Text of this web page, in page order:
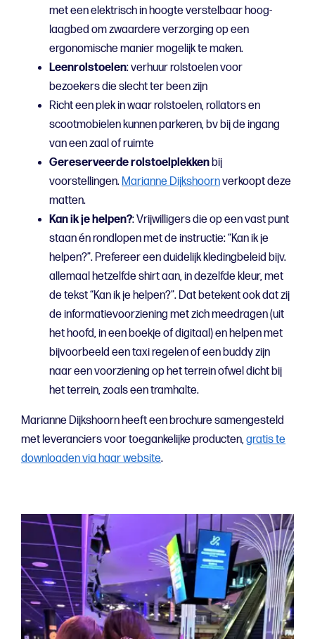
met een elektrisch in hoogte verstelbaar hoog-
laagbed om zwaardere verzorging op een
ergonomische manier mogelijk te maken.
Leenrolstoelen: verhuur rolstoelen voor
bezoekers die slecht ter been zijn
Richt een plek in waar rolstoelen, rollators en
scootmobielen kunnen parkeren, bv bij de ingang
van een zaal of ruimte
Gereserveerde rolstoelplekkenbij
voorstellingen.Marianne Dijkshoornverkoopt deze
matten.
Kan ik je helpen?: Vrijwilligers die op een vast punt
staan én rondlopen met de instructie: “Kan ik je
helpen?”. Prefereer een duidelijk kledingbeleid bijv.
allemaal hetzelfde shirt aan, in dezelfde kleur, met
de tekst “Kan ik je helpen?”. Dat betekent ook dat zij
de informatievoorziening met zich meedragen (uit
het hoofd, in een boekje of digitaal) en helpen met
bijvoorbeeld een taxi regelen of een buddy zijn
naar een voorziening op het terrein ofwel dicht bij
het terrein, zoals een tramhalte.
Marianne Dijkshoorn heeft een brochure samengesteld
met leveranciers voor toegankelijke producten, gratis te
downloaden via haar website.